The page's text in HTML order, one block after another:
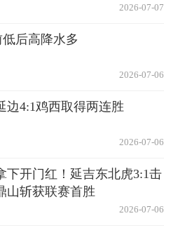
2026-07-07
后高降水多
2026-07-06
边4:1鸡西取得两连胜
2026-07-06
下开门红！延吉东北虎3:1击
山斩获联赛首胜
2026-07-06